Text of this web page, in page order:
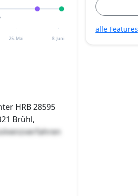
25. Mai 8. Juni
HRB 28595
Brühl,
alle Features